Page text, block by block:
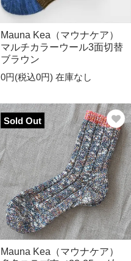
Mauna Kea（マウナケア）
マルチカラーウール3面切替
ブラウン
0円(税込0円) 在庫なし
Sold Out
Mauna Kea（マウナケア）